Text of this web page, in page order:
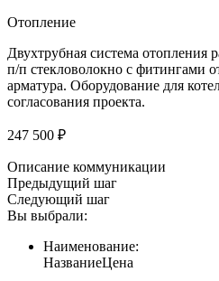
Отопление
Двухтрубная система отопления
п/п стекловолокно с фитингами
арматура. Оборудование для
согласования проекта.
247 500 ₽
Описание коммуникации
Предыдущий шаг
Следующий шаг
Вы выбрали:
Наименование:
НазваниеЦена